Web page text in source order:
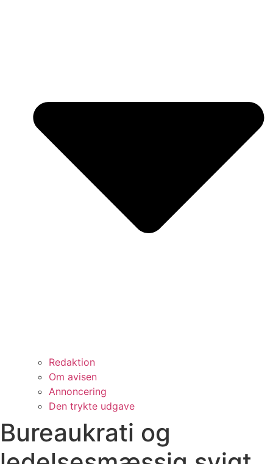
Redaktion
Om avisen
Annoncering
Den trykte udgave
Bureaukrati og